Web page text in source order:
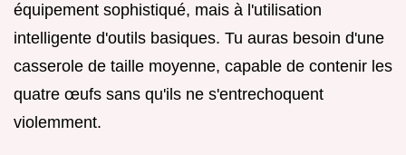
équipement sophistiqué, mais à l'utilisation
intelligente d'outils basiques. Tu auras besoin d'une
casserole de taille moyenne, capable de contenir les
quatre œufs sans qu'ils ne s'entrechoquent
violemment.